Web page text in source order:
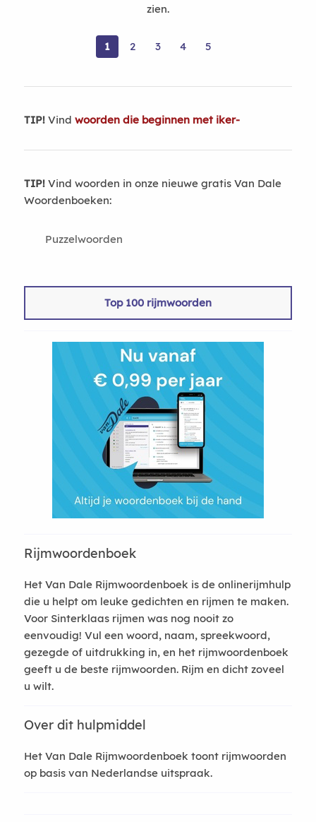
zien.
1 2 3 4 5
TIP!Vind woorden die beginnen met iker-
TIP!Vind woorden in onze nieuwe gratis Van Dale
Woordenboeken:
Puzzelwoorden
Top 100 rijmwoorden
Rijmwoordenboek
Het Van Dale Rijmwoordenboek is de onlinerijmhulp
die u helpt om leuke gedichten en rijmen te maken.
Voor Sinterklaas rijmen was nog nooit zo
eenvoudig! Vul een woord, naam, spreekwoord,
gezegde of uitdrukking in, en het rijmwoordenboek
geeft u de beste rijmwoorden. Rijm en dicht zoveel
u wilt.
Over dit hulpmiddel
Het Van Dale Rijmwoordenboek toont rijmwoorden
op basis van Nederlandse uitspraak.